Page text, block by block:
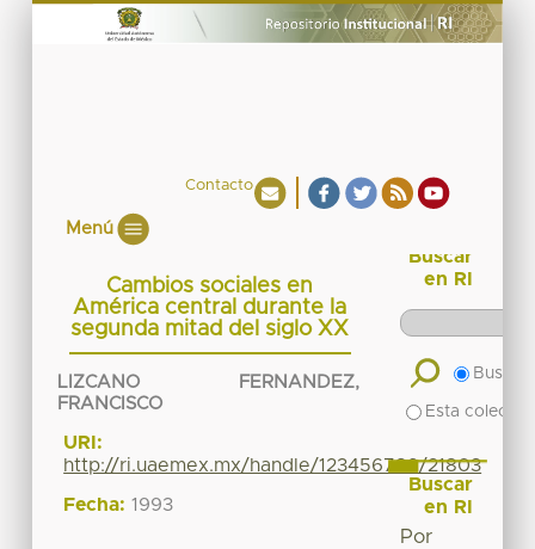
Contacto
Menú
Cambios sociales en
América central durante la
segunda mitad del siglo XX
LIZCANO FERNANDEZ,
FRANCISCO
URI:
http://ri.uaemex.mx/handle/123456789/21803
Fecha: 1993
Buscar
en RI
Buscar
Esta
Buscar
en RI
Por